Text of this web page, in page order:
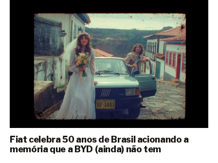
Fiat celebra 50 anos de Brasil acionando a
memória que a BYD (ainda) não tem